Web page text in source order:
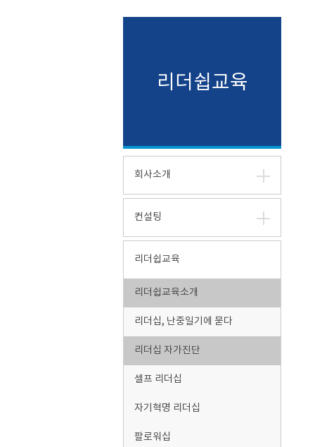
리더쉽교육
회사소개
컨설팅
리더쉽교육
리더쉽교육소개
리더십, 난중일기에 묻다
리더십 자가진단
셀프 리더십
자기혁명 리더십
팔로워십